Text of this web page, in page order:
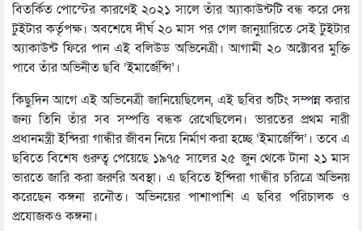
বিতর্কিত পোস্টের কারণেই ২০২১ সালে তাঁর অ্যাকাউন্টটি বন্ধ করে দেয়
টুইটার কর্তৃপক্ষ। অবশেষে দীর্ঘ ২০ মাস পর গেল জানুয়ারিতে সেই টুইটার
অ্যাকাউন্ট ফিরে পান এই বলিউড অভিনেত্রী। আগামী ২০ অক্টোবর মুক্তি
পাবে তাঁর অভিনীত ছবি ‘ইমার্জেন্সি’।
কিছুদিন আগে এই অভিনেত্রী জানিয়েছিলেন, এই ছবির শুটিং সম্পন্ন করার
জন্য তিনি তাঁর সব সম্পত্তি বন্ধক রেখেছিলেন। ভারতের প্রথম নারী
প্রধানমন্ত্রী ইন্দিরা গান্ধীর জীবন নিয়ে নির্মাণ করা হচ্ছে ‘ইমার্জেন্সি’। তবে এ
ছবিতে বিশেষ গুরুত্ব পেয়েছে ১৯৭৫ সালের ২৫ জুন থেকে টানা ২১ মাস
ভারতে জারি করা জরুরি অবস্থা। এ ছবিতে ইন্দিরা গান্ধীর চরিত্রে অভিনয়
করেছেন কঙ্গনা রনৌত। অভিনয়ের পাশাপাশি এ ছবির পরিচালক ও
প্রযোজকও কঙ্গনা।